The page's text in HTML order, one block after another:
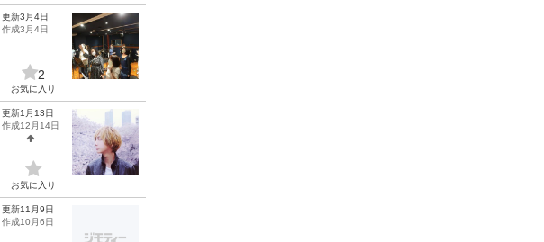
更新3月4日
作成3月4日
2
お気に入り
更新1月13日
作成12月14日
お気に入り
更新11月9日
作成10月6日